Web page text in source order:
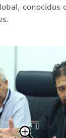
conocidos